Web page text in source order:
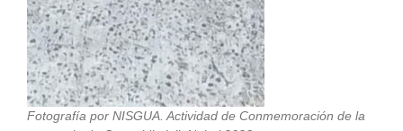
Fotografía por NISGUA. Actividad de Conmemoración de la